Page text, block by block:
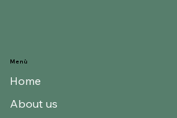
Menù
Home